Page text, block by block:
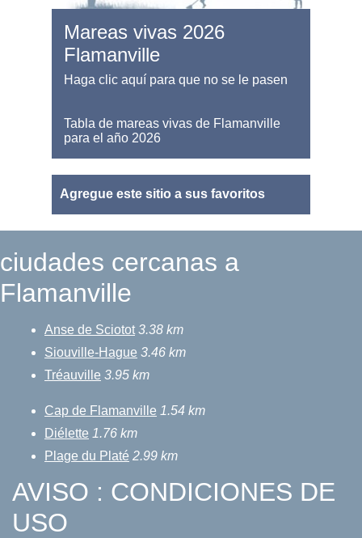
Mareas vivas 2026
Flamanville
Haga clic aquí para que no se le pasen
Tabla de mareas vivas de Flamanville
para el año 2026
Agregue este sitio a sus favoritos
ciudades cercanas a
Flamanville
Anse de Sciotot 3.38 km
Siouville-Hague 3.46 km
Tréauville 3.95 km
Cap de Flamanville 1.54 km
Diélette 1.76 km
Plage du Platé 2.99 km
AVISO : CONDICIONES DE
USO